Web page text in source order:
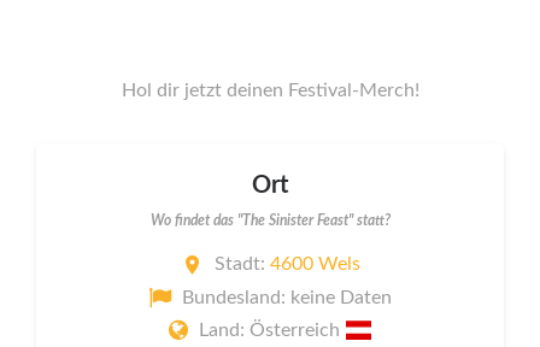
Hol dir jetzt deinen Festival-Merch!
Ort
Wo findet das "The Sinister Feast" statt?
Stadt: 4600 Wels
Bundesland: keine Daten
Land: Österreich